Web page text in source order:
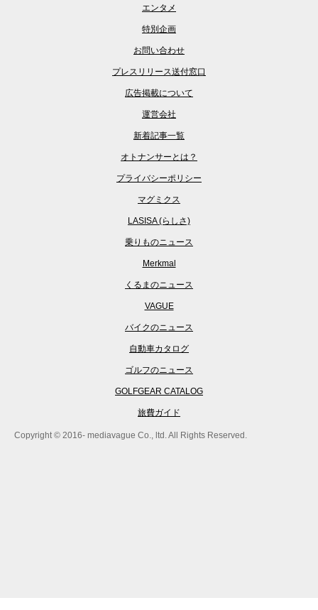
エンタメ
特別企画
お問い合わせ
プレスリリース送付窓口
広告掲載について
運営会社
新着記事一覧
オトナンサーとは？
プライバシーポリシー
マグミクス
LASISA (らしさ)
乗りものニュース
Merkmal
くるまのニュース
VAGUE
バイクのニュース
自動車カタログ
ゴルフのニュース
GOLFGEAR CATALOG
旅費ガイド
Copyright © 2016- mediavague Co., ltd. All Rights Reserved.